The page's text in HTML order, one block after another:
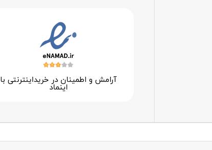
آرامش و اطمینان در خرید‌اینترنتی با
اینماد